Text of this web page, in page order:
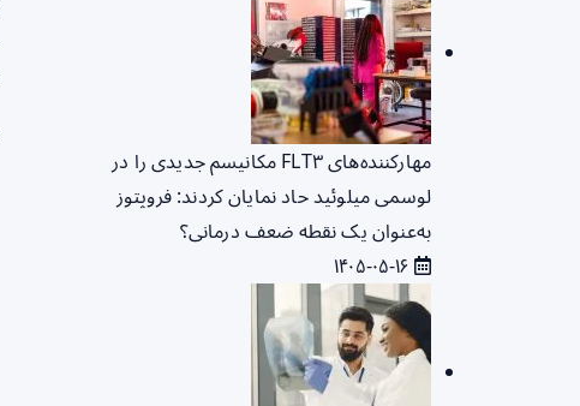
مهارکننده‌های FLT۳ مکانیسم جدیدی را در
لوسمی میلوئید حاد نمایان کردند: فروپتوز
به‌عنوان یک نقطه ضعف درمانی؟